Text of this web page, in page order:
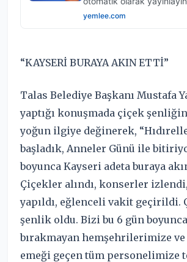
“KAYSERİ BURAYA AKIN ETTİ”
Talas Belediye Başkanı Mustafa
yaptığı konuşmada çiçek
yoğun ilgiye değinerek,
başladık, Anneler Günü ile
boyunca Kayseri adeta buraya
Çiçekler alındı, konserler
yapıldı, eğlenceli vakit geçirildi.
şenlik oldu. Bizi bu 6 gün
bırakmayan hemşehrilerimize
emeği geçen tüm personelimize